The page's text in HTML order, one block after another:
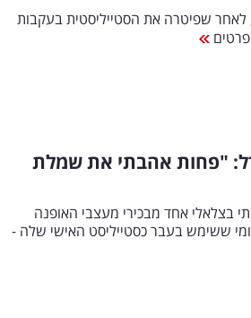
שפיטרה את הסטייליסטית בעקבות
"פחות אהבתי את שמלת
בצלאלי אחד מבכירי מעצבי האופנה
ששימש בעבר כסטייליסט האישי שלה -